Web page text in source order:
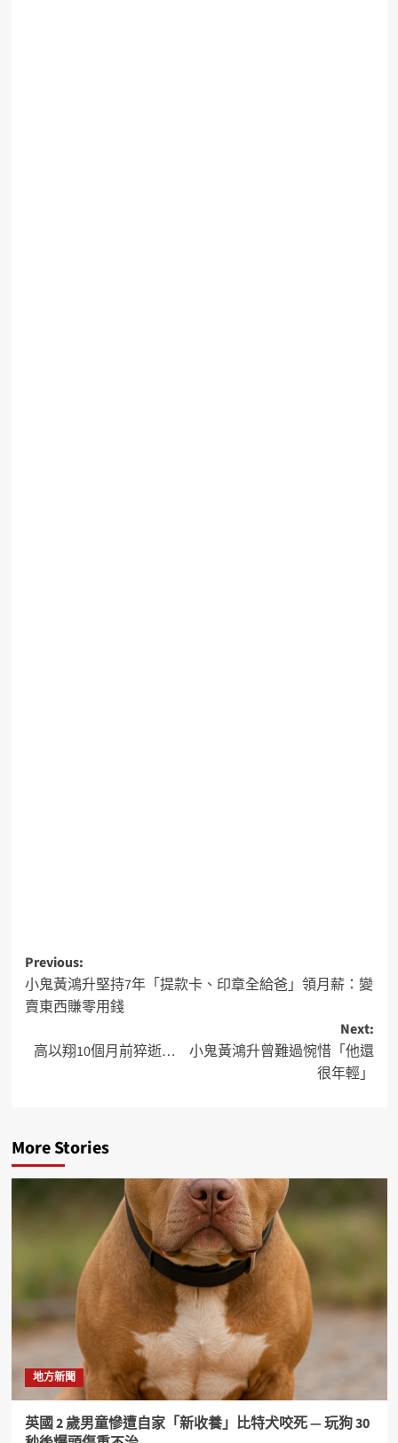
Previous:
小鬼黃鴻升堅持7年「提款卡、印章全給爸」領月薪：變
賣東西賺零用錢
Next:
高以翔10個月前猝逝… 小鬼黃鴻升曾難過惋惜「他還
很年輕」
More Stories
地方新聞
英國 2 歲男童慘遭自家「新收養」比特犬咬死 — 玩狗 30